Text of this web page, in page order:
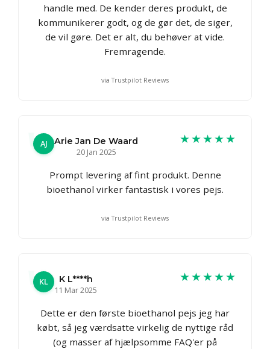
handle med. De kender deres produkt, de
kommunikerer godt, og de gør det, de siger,
de vil gøre. Det er alt, du behøver at vide.
Fremragende.
via Trustpilot Reviews
AJ
Arie Jan De Waard
20 Jan 2025
★★★★★
Prompt levering af fint produkt. Denne
bioethanol virker fantastisk i vores pejs.
via Trustpilot Reviews
KL
K L****h
11 Mar 2025
★★★★★
Dette er den første bioethanol pejs jeg har
købt, så jeg værdsatte virkelig de nyttige råd
(og masser af hjælpsomme FAQ'er på